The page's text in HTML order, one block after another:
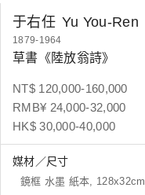
于右任 Yu You-Ren
1879-1964
草書《陸放翁詩》
NT$ 120,000-160,000
RMB¥ 24,000-32,000
HK$ 30,000-40,000
媒材／尺寸
鏡框 水墨 紙本, 128x32cm